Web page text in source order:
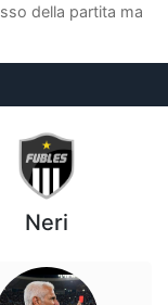
della partita ma
Neri